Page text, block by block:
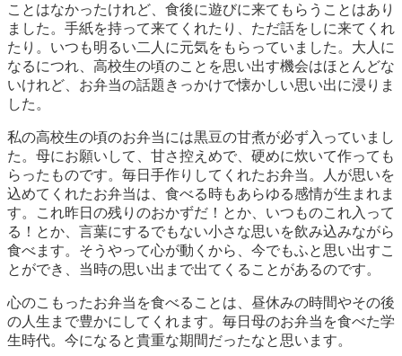
ことはなかったけれど、食後に遊びに来てもらうことはあり
ました。手紙を持って来てくれたり、ただ話をしに来てくれ
たり。いつも明るい二人に元気をもらっていました。大人に
なるにつれ、高校生の頃のことを思い出す機会はほとんどな
いけれど、お弁当の話題きっかけで懐かしい思い出に浸りま
した。
私の高校生の頃のお弁当には黒豆の甘煮が必ず入っていまし
た。母にお願いして、甘さ控えめで、硬めに炊いて作っても
らったものです。毎日手作りしてくれたお弁当。人が思いを
込めてくれたお弁当は、食べる時もあらゆる感情が生まれま
す。これ昨日の残りのおかずだ！とか、いつものこれ入って
る！とか、言葉にするでもない小さな思いを飲み込みながら
食べます。そうやって心が動くから、今でもふと思い出すこ
とができ、当時の思い出まで出てくることがあるのです。
心のこもったお弁当を食べることは、昼休みの時間やその後
の人生まで豊かにしてくれます。毎日母のお弁当を食べた学
生時代。今になると貴重な期間だったなと思います。